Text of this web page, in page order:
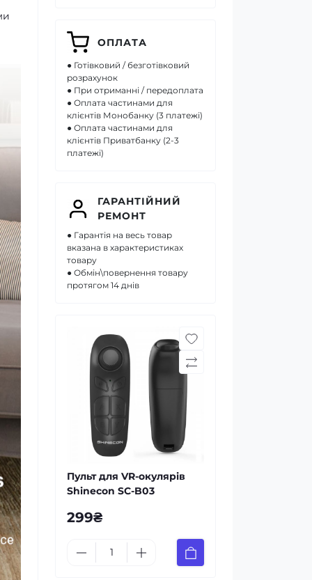
ОПЛАТА
● Готівковий / безготівковий
розрахунок
● При отриманні / передоплата
● Оплата частинами для
клієнтів Монобанку (3 платежі)
● Оплата частинами для
клієнтів Приватбанку (2-3
платежі)
ГАРАНТІЙНИЙ
РЕМОНТ
● Гарантія на весь товар
вказана в характеристиках
товару
● Обмін\повернення товару
протягом 14 днів
Пульт для VR-окулярів
Shinecon SC-B03
299₴